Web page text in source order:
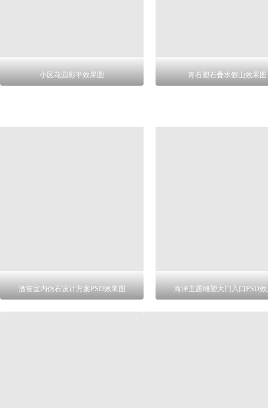
小区花园彩平效果图 青石塑石叠水假山效果图
酒窖室内仿石设计方案PSD效果图 海洋主题雕塑大门入口PSD